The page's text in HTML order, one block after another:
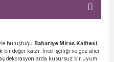
buluştuğu Bahariye Miras Kalitesi
değer katar. İnce işçiliği ve göz alıcı
dekorasyonlarda kusursuz bir uyum